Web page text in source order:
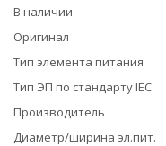
В наличии
Оригинал
Тип элемента питания
Тип ЭП по стандарту IEC
Производитель
Диаметр/ширина эл.пит.